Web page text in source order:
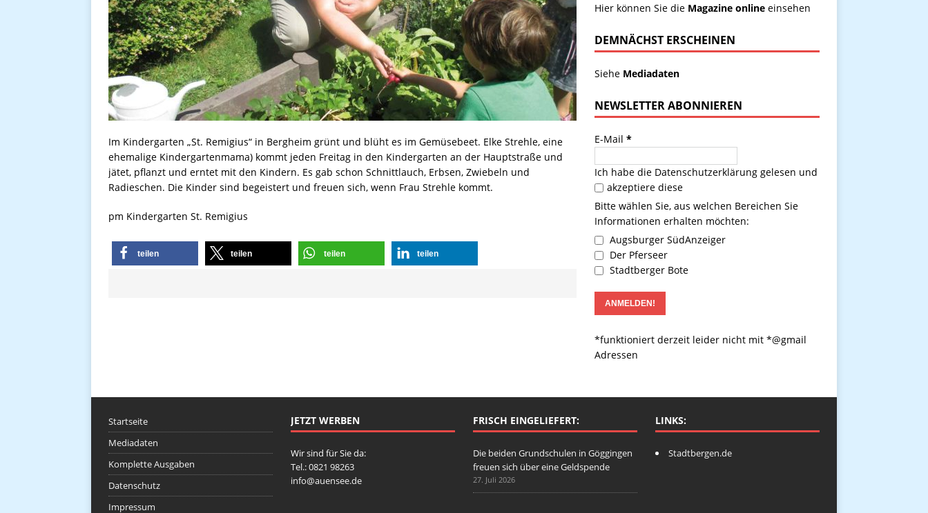
Im Kindergarten „St. Remigius“ in Bergheim grünt und blüht es im Gemüsebeet. Elke Strehle, eine
ehemalige Kindergartenmama) kommt jeden Freitag in den Kindergarten an der Hauptstraße und
jätet, pflanzt und erntet mit den Kindern. Es gab schon Schnittlauch, Erbsen, Zwiebeln und
Radieschen. Die Kinder sind begeistert und freuen sich, wenn Frau Strehle kommt.
pm Kindergarten St. Remigius
teilen teilen teilen teilen
Hier können Sie die Magazine onlineeinsehen
DEMNÄCHST ERSCHEINEN
Siehe Mediadaten
NEWSLETTER ABONNIEREN
E-Mail *
Ich habe die Datenschutzerklärunggelesen und
akzeptiere diese
Bitte wählen Sie, aus welchen Bereichen Sie
Informationen erhalten möchten:
Augsburger SüdAnzeiger
Der Pferseer
Stadtberger Bote
*funktioniert derzeit leider nicht mit *@gmail
Adressen
Startseite
Mediadaten
Komplette Ausgaben
Datenschutz
Impressum
JETZT WERBEN
Wir sind für Sie da:
Tel.: 0821 98263
info@auensee.de
FRISCH EINGELIEFERT:
Die beiden Grundschulen in Göggingen
freuen sich über eine Geldspende
27. Juli 2026
LINKS:
Stadtbergen.de